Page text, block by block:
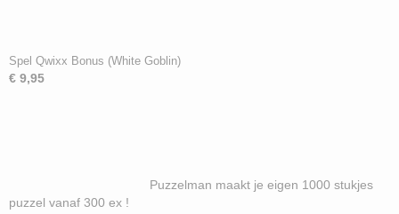
Spel Qwixx Bonus (White Goblin)
€ 9,95
Puzzelman maakt je eigen 1000 stukjes
puzzel vanaf 300 ex !